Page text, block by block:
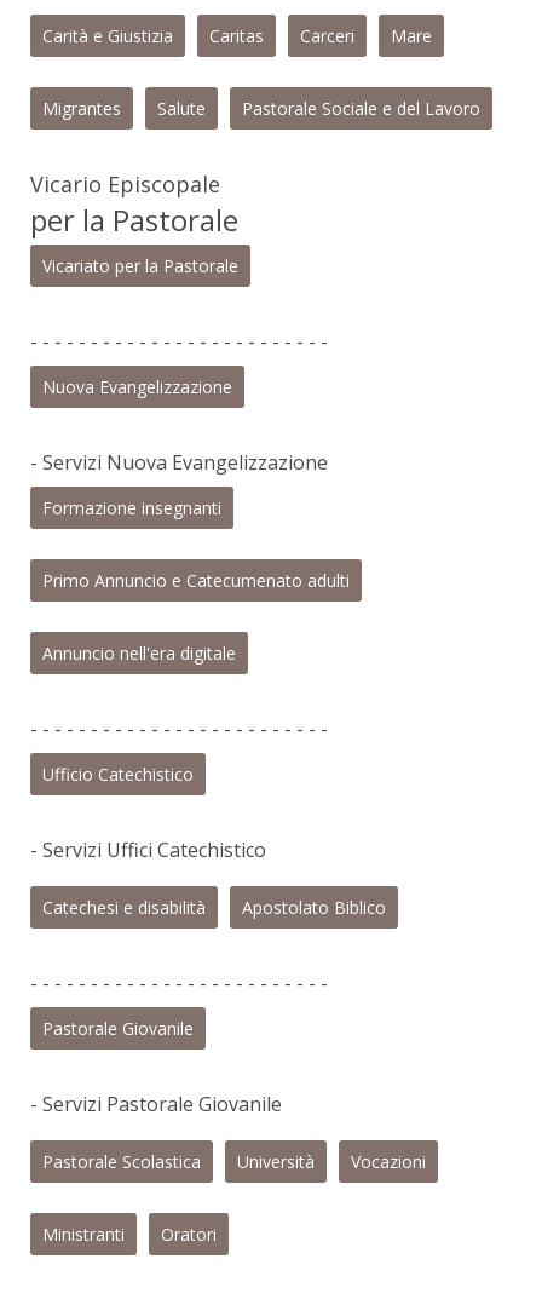
Carità e Giustizia Caritas Carceri Mare
Migrantes Salute Pastorale Sociale e del Lavoro
Vicario Episcopale
per la Pastorale
Vicariato per la Pastorale
- - - - - - - - - - - - - - - - - - - - - - - - -
Nuova Evangelizzazione
- Servizi Nuova Evangelizzazione
Formazione insegnanti
Primo Annuncio e Catecumenato adulti
Annuncio nell'era digitale
- - - - - - - - - - - - - - - - - - - - - - - - -
Ufficio Catechistico
- Servizi Uffici Catechistico
Catechesi e disabilità Apostolato Biblico
- - - - - - - - - - - - - - - - - - - - - - - - -
Pastorale Giovanile
- Servizi Pastorale Giovanile
Pastorale Scolastica Università Vocazioni
Ministranti Oratori